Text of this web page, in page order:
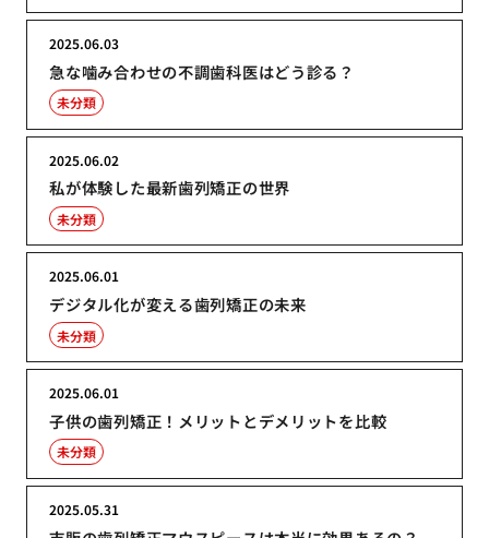
急な噛み合わせの不調歯科医はどう診る？
2025.06.03
未分類
私が体験した最新歯列矯正の世界
2025.06.02
未分類
デジタル化が変える歯列矯正の未来
2025.06.01
未分類
子供の歯列矯正！メリットとデメリットを比較
2025.06.01
未分類
2025.05.31